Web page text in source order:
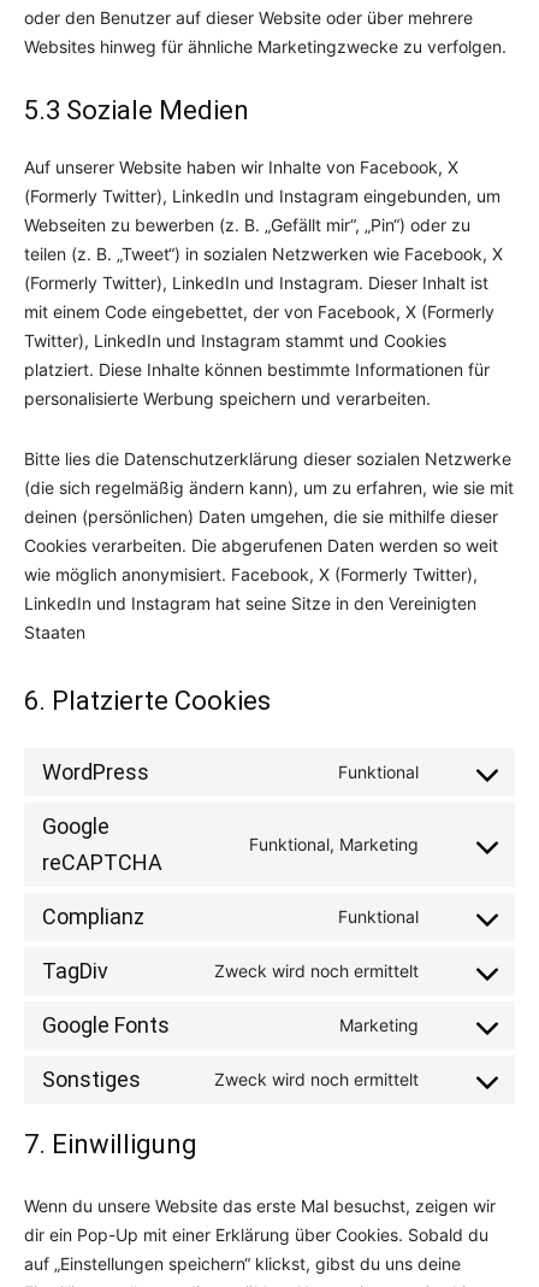
oder den Benutzer auf dieser Website oder über mehrere
Websites hinweg für ähnliche Marketingzwecke zu verfolgen.
5.3 Soziale Medien
Auf unserer Website haben wir Inhalte von Facebook, X
(Formerly Twitter), LinkedIn und Instagram eingebunden, um
Webseiten zu bewerben (z. B. „Gefällt mir“, „Pin“) oder zu
teilen (z. B. „Tweet“) in sozialen Netzwerken wie Facebook, X
(Formerly Twitter), LinkedIn und Instagram. Dieser Inhalt ist
mit einem Code eingebettet, der von Facebook, X (Formerly
Twitter), LinkedIn und Instagram stammt und Cookies
platziert. Diese Inhalte können bestimmte Informationen für
personalisierte Werbung speichern und verarbeiten.
Bitte lies die Datenschutzerklärung dieser sozialen Netzwerke
(die sich regelmäßig ändern kann), um zu erfahren, wie sie mit
deinen (persönlichen) Daten umgehen, die sie mithilfe dieser
Cookies verarbeiten. Die abgerufenen Daten werden so weit
wie möglich anonymisiert. Facebook, X (Formerly Twitter),
LinkedIn und Instagram hat seine Sitze in den Vereinigten
Staaten
6. Platzierte Cookies
WordPress Funktional
Consent
service
Google
reCAPTCHA
Funktional, Marketing
Consent
service
recaptcha
Complianz Funktional
Consent
service
TagDiv Zweck wird noch ermittelt
Consent
service
Google Fonts Marketing
Consent
service
Sonstiges Zweck wird noch ermittelt
Consent
7. Einwilligung
Wenn du unsere Website das erste Mal besuchst, zeigen wir
dir ein Pop-Up mit einer Erklärung über Cookies. Sobald du
auf „Einstellungen speichern“ klickst, gibst du uns deine